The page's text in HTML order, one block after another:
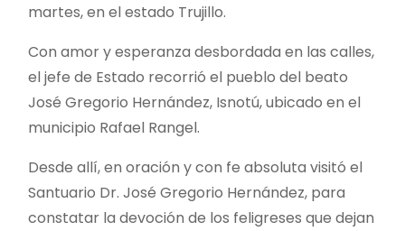
martes, en el estado Trujillo.
Con amor y esperanza desbordada en las calles,
el jefe de Estado recorrió el pueblo del beato
José Gregorio Hernández, Isnotú, ubicado en el
municipio Rafael Rangel.
Desde allí, en oración y con fe absoluta visitó el
Santuario Dr. José Gregorio Hernández, para
constatar la devoción de los feligreses que dejan